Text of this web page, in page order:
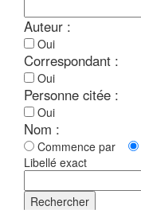
Auteur :
Oui
Correspondant :
Oui
Personne citée :
Oui
Nom :
Commence par
Libellé exact
Rechercher